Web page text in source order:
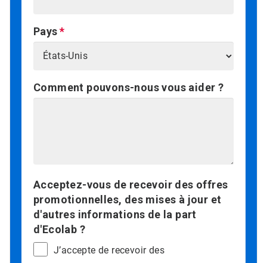
Pays
Comment pouvons-nous vous aider ?
Acceptez-vous de recevoir des offres
promotionnelles, des mises à jour et
d'autres informations de la part
d'Ecolab ?
J’accepte de recevoir des